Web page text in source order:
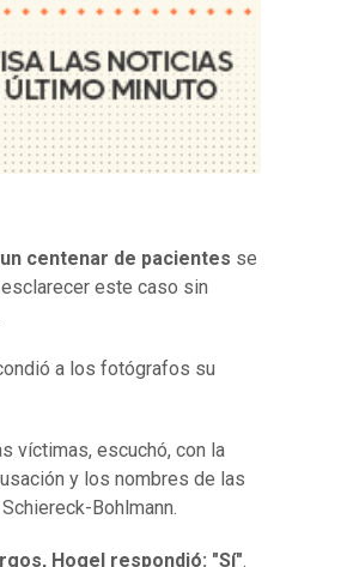
centenar de pacientes se
este caso sin
a los fotógrafos su
víctimas, escuchó, con la
y los nombres de las
Bohlmann.
Hogel respondió: "Sí".